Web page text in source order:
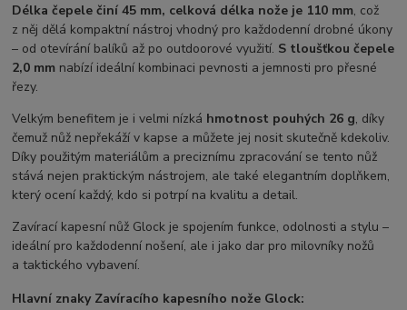
Délka čepele činí 45 mm, celková délka nože je 110 mm, což
z něj dělá kompaktní nástroj vhodný pro každodenní drobné úkony
– od otevírání balíků až po outdoorové využití. S tloušťkou čepele
2,0 mm nabízí ideální kombinaci pevnosti a jemnosti pro přesné
řezy.
Velkým benefitem je i velmi nízká hmotnost pouhých 26 g, díky
čemuž nůž nepřekáží v kapse a můžete jej nosit skutečně kdekoliv.
Díky použitým materiálům a preciznímu zpracování se tento nůž
stává nejen praktickým nástrojem, ale také elegantním doplňkem,
který ocení každý, kdo si potrpí na kvalitu a detail.
Zavírací kapesní nůž Glock je spojením funkce, odolnosti a stylu –
ideální pro každodenní nošení, ale i jako dar pro milovníky nožů
a taktického vybavení.
Hlavní znaky Zavíracího kapesního nože Glock: